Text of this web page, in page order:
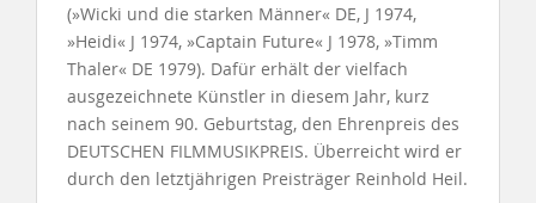
(»Wicki und die starken Männer« DE, J 1974,
»Heidi« J 1974, »Captain Future« J 1978, »Timm
Thaler« DE 1979). Dafür erhält der vielfach
ausgezeichnete Künstler in diesem Jahr, kurz
nach seinem 90. Geburtstag, den Ehrenpreis des
DEUTSCHEN FILMMUSIKPREIS. Überreicht wird er
durch den letztjährigen Preisträger Reinhold Heil.